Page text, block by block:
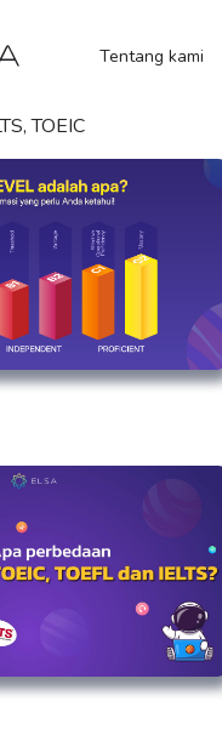
Tentang kami
TOEIC